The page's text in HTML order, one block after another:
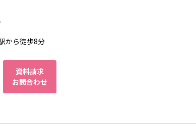
から徒歩8分
資料請求
お問合わせ